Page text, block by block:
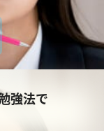
強法で